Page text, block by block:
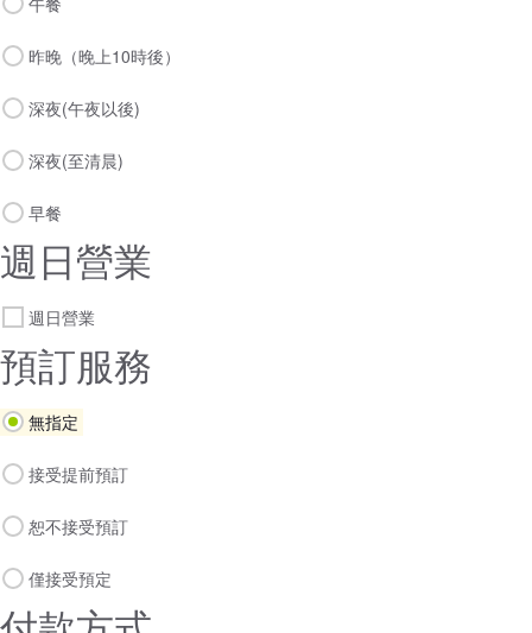
昨晚（晚上10時後）
深夜(午夜以後)
深夜(至清晨)
早餐
週日營業
週日營業
預訂服務
無指定
接受提前預訂
恕不接受預訂
僅接受預定